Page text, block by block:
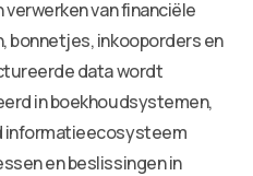
van financiële
bonnetjes, inkooporders en
data wordt
in boekhoudsystemen,
informatieecosysteem
en beslissingen in